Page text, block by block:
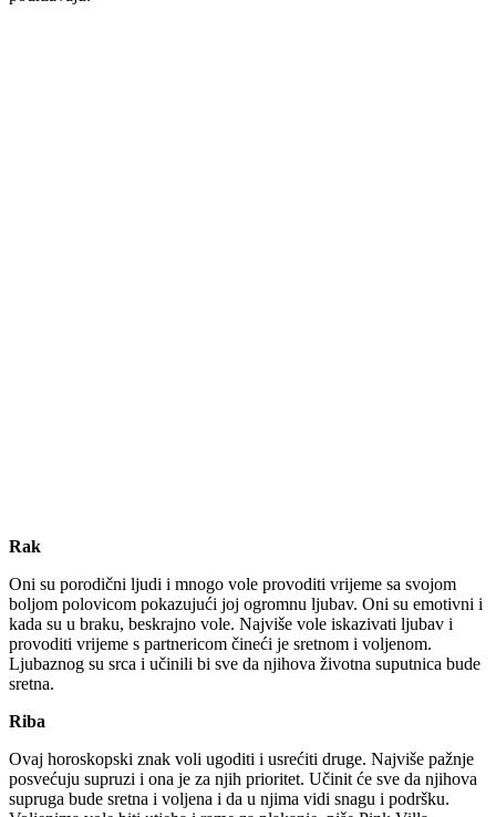
Rak
Oni su porodični ljudi i mnogo vole provoditi vrijeme sa svojom
boljom polovicom pokazujući joj ogromnu ljubav. Oni su emotivni i
kada su u braku, beskrajno vole. Najviše vole iskazivati ljubav i
provoditi vrijeme s partnericom čineći je sretnom i voljenom.
Ljubaznog su srca i učinili bi sve da njihova životna suputnica bude
sretna.
Riba
Ovaj horoskopski znak voli ugoditi i usrećiti druge. Najviše pažnje
posvećuju supruzi i ona je za njih prioritet. Učinit će sve da njihova
supruga bude sretna i voljena i da u njima vidi snagu i podršku.